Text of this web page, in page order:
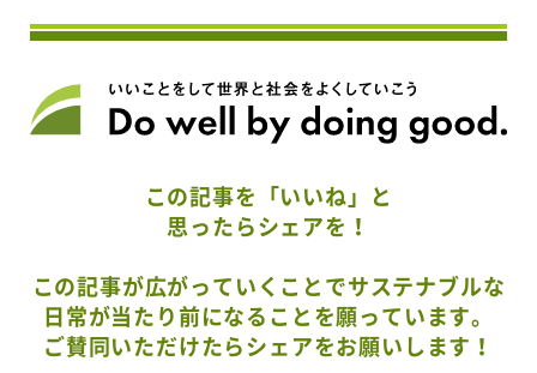
この記事を「いいね」と
思ったらシェアを！
この記事が広がっていくことでサステナブルな
日常が当たり前になることを願っています。
ご賛同いただけたらシェアをお願いします！